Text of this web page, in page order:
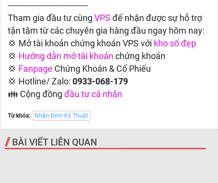
---------------------------------
Tham gia đầu tư cùng VPS để nhận được sự hỗ trợ
tận tâm từ các chuyên gia hàng đầu ngay hôm nay:
💢 Mở tài khoản chứng khoán VPS với kho số đẹp
💢 Hướng dẫn mở tài khoản chứng khoán
💢 Fanpage Chứng Khoán & Cổ Phiếu
💢 Hotline/ Zalo: 0933-068-179
👪 Cộng đồng đầu tư cá nhân
Từ khóa: Nhận Định Kỹ Thuật
BÀI VIẾT LIÊN QUAN